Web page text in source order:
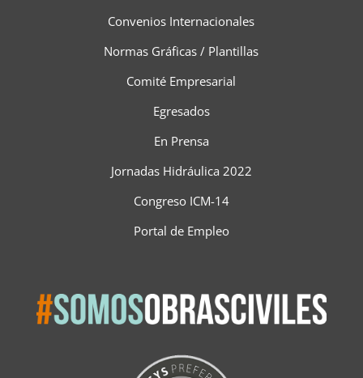
Convenios Internacionales
Normas Gráficas / Plantillas
Comité Empresarial
Egresados
En Prensa
Jornadas Hidráulica 2022
Congreso ICM-14
Portal de Empleo